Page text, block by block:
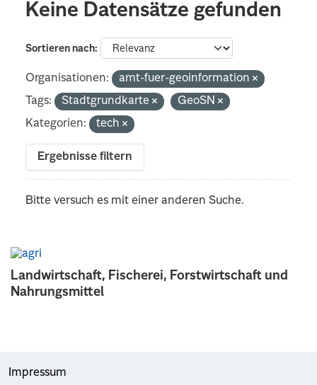
Landwirtschaft, Fischerei, Forstwirtschaft und
Nahrungsmittel
Keine Datensätze gefunden
Sortieren nach
Organisationen:
amt-fuer-geoinformation
Tags:
Stadtgrundkarte
GeoSN
Kategorien:
tech
Ergebnisse filtern
Bitte versuch es mit einer anderen Suche.
Impressum